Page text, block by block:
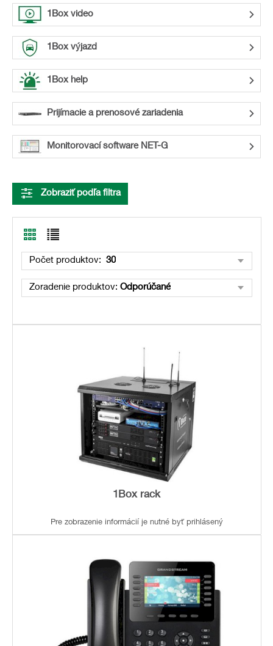
1Box video
1Box výjazd
1Box help
Prijímacie a prenosové zariadenia
Monitorovací software NET-G
Zobraziť podľa filtra
Počet produktov: 30
Zoradenie produktov: Odporúčané
1Box rack
Pre zobrazenie informácií je nutné byť prihlásený